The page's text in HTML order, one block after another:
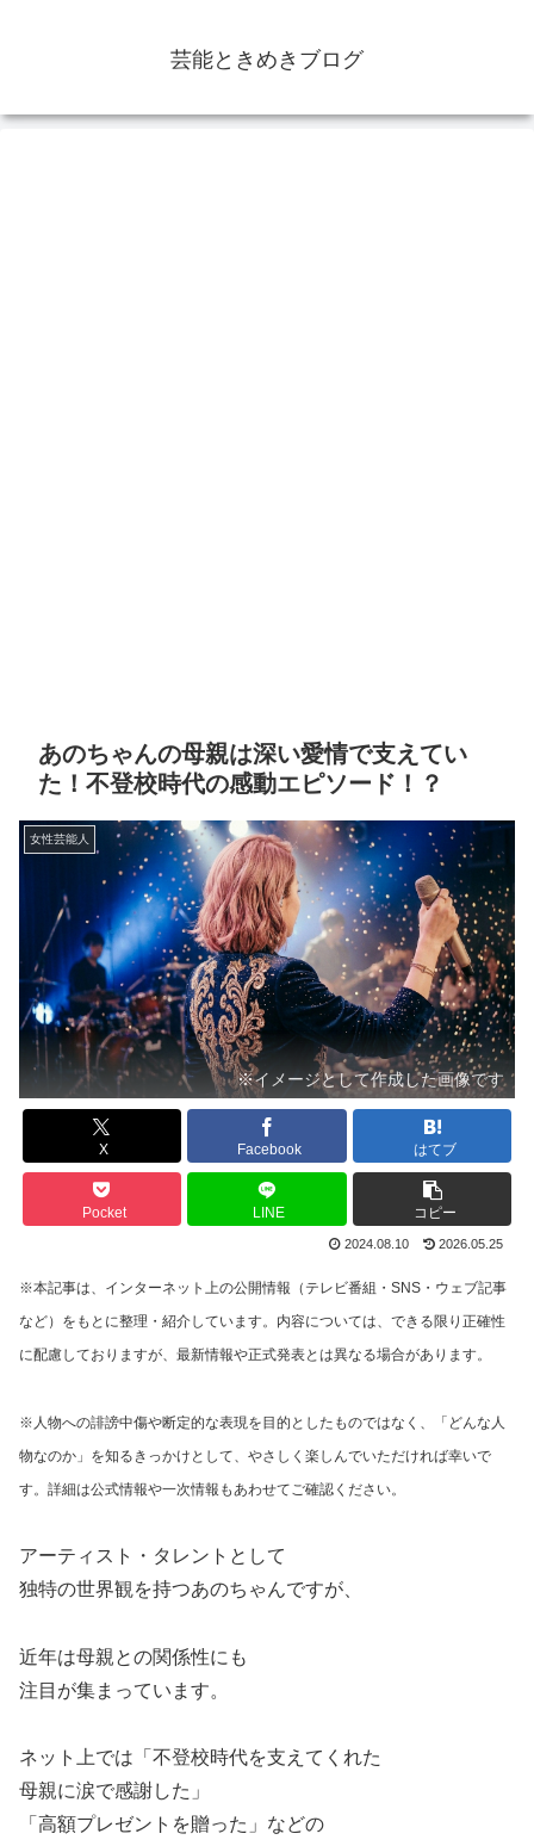
芸能ときめきブログ
あのちゃんの母親は深い愛情で支えてい
た！不登校時代の感動エピソード！？
女性芸能人
※イメージとして作成した画像です
X Facebook はてブ
Pocket LINE コピー
2024.08.10 2026.05.25
※本記事は、インターネット上の公開情報（テレビ番組・SNS・ウェブ記事
など）をもとに整理・紹介しています。内容については、できる限り正確性
に配慮しておりますが、最新情報や正式発表とは異なる場合があります。
※人物への誹謗中傷や断定的な表現を目的としたものではなく、「どんな人
物なのか」を知るきっかけとして、やさしく楽しんでいただければ幸いで
す。詳細は公式情報や一次情報もあわせてご確認ください。
アーティスト・タレントとして
独特の世界観を持つあのちゃんですが、
近年は母親との関係性にも
注目が集まっています。
ネット上では「不登校時代を支えてくれた
母親に涙で感謝した」
「高額プレゼントを贈った」などの